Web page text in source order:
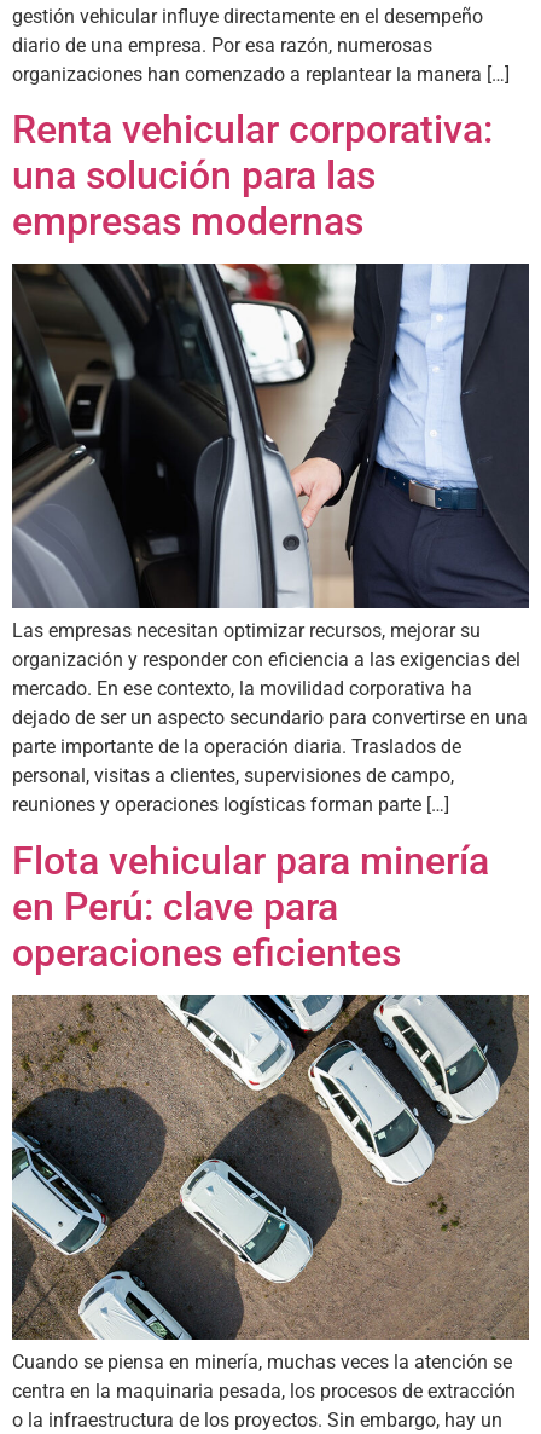
gestión vehicular influye directamente en el desempeño
diario de una empresa. Por esa razón, numerosas
organizaciones han comenzado a replantear la manera […]
Renta vehicular corporativa:
una solución para las
empresas modernas
Las empresas necesitan optimizar recursos, mejorar su
organización y responder con eficiencia a las exigencias del
mercado. En ese contexto, la movilidad corporativa ha
dejado de ser un aspecto secundario para convertirse en una
parte importante de la operación diaria. Traslados de
personal, visitas a clientes, supervisiones de campo,
reuniones y operaciones logísticas forman parte […]
Flota vehicular para minería
en Perú: clave para
operaciones eficientes
Cuando se piensa en minería, muchas veces la atención se
centra en la maquinaria pesada, los procesos de extracción
o la infraestructura de los proyectos. Sin embargo, hay un